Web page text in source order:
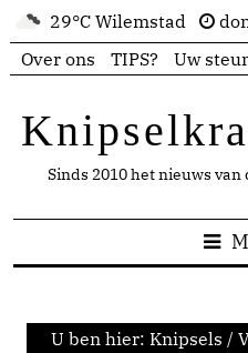
29°C Wilemstad
Over ons
TIPS? Uw
Sinds 2010 het nieuws
U ben hier: Knipsels /